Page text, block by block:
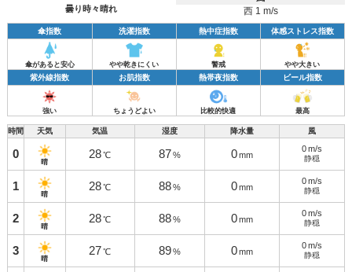
曇り時々晴れ 西 1 m/s
傘指数 洗濯指数 熱中症指数 体感ストレス指数
傘があると安心 やや乾きにくい 警戒 やや大きい
紫外線指数 お肌指数 熱帯夜指数 ビール指数
強い ちょうどよい 比較的快適 最高
時間 天気 気温 湿度 降水量 風
0
晴
28 ℃ 87% 0mm
0m/s
静穏
1
晴
28 ℃ 88% 0mm
0m/s
静穏
2
晴
28 ℃ 88% 0mm
0m/s
静穏
3
晴
27 ℃ 89% 0mm
0m/s
静穏